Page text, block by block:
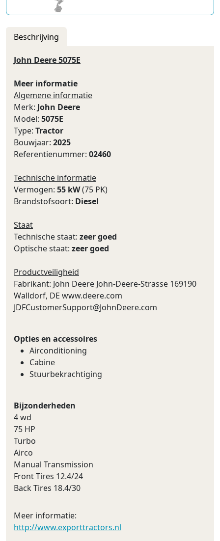
Beschrijving
John Deere 5075E
Meer informatie
Algemene informatie
Merk: John Deere
Model: 5075E
Type: Tractor
Bouwjaar: 2025
Referentienummer: 02460
Technische informatie
Vermogen: 55 kW(75 PK)
Brandstofsoort: Diesel
Staat
Technische staat: zeer goed
Optische staat: zeer goed
Productveiligheid
Fabrikant: John Deere John-Deere-Strasse 169190
Walldorf, DE www.deere.com
JDFCustomerSupport@JohnDeere.com
Opties en accessoires
Airconditioning
Cabine
Stuurbekrachtiging
Bijzonderheden
4 wd
75 HP
Turbo
Airco
Manual Transmission
Front Tires 12.4/24
Back Tires 18.4/30
Meer informatie:
http://www.exporttractors.nl